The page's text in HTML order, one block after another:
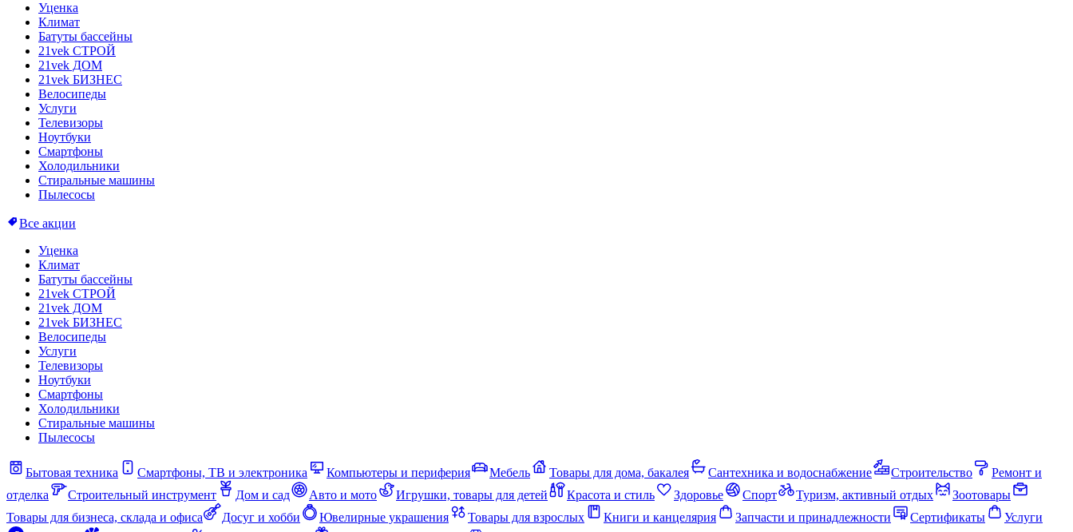
Уценка
Климат
Батуты бассейны
21vek СТРОЙ
21vek ДОМ
21vek БИЗНЕС
Велосипеды
Услуги
Телевизоры
Ноутбуки
Смартфоны
Холодильники
Стиральные машины
Пылесосы
Все акции
Уценка
Климат
Батуты бассейны
21vek СТРОЙ
21vek ДОМ
21vek БИЗНЕС
Велосипеды
Услуги
Телевизоры
Ноутбуки
Смартфоны
Холодильники
Стиральные машины
Пылесосы
Бытовая техника Смартфоны, ТВ и электроника Компьютеры и периферия Мебель Товары для дома, бакалея Сантехника и водоснабжение Строительство
Ремонт и
отделка
Строительный инструмент Дом и сад Авто и мото Игрушки, товары для детей Красота и стиль Здоровье Спорт Туризм, активный отдых
Зоотовары
Товары для бизнеса, склада и офиса
Досуг и хобби Ювелирные украшения Товары для взрослых Книги и канцелярия Запчасти и принадлежности Сертификаты
Услуги